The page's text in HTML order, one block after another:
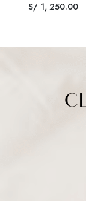
S/ 1, 250.00